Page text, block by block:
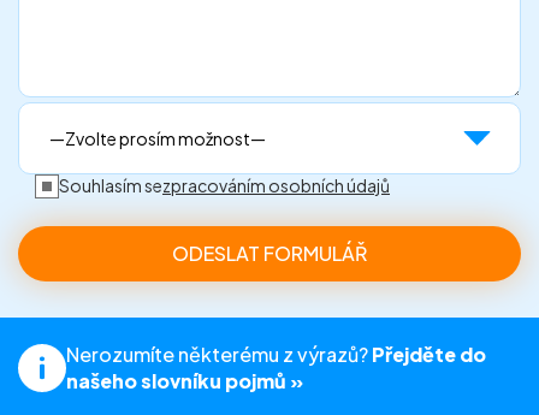
Souhlasím sezpracováním osobních údajů
Nerozumíte některému z výrazů?Přejděte do
našeho slovníku pojmů »